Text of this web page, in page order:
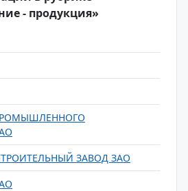
- продукция»
ЗАВОД ЗАО